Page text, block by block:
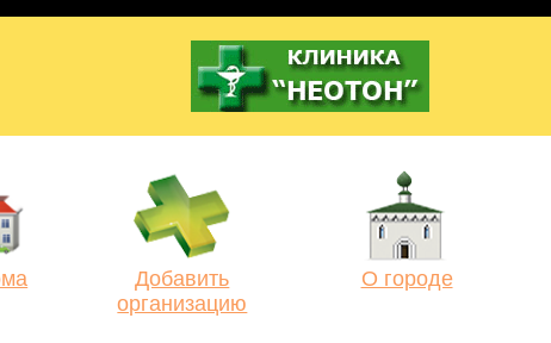
Добавить
организацию
О городе